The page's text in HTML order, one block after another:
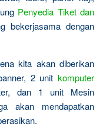
Penyedia Tiket dan
bekerjasama dengan
kita akan diberikan
2 unit komputer
dan 1 unit Mesin
akan mendapatkan